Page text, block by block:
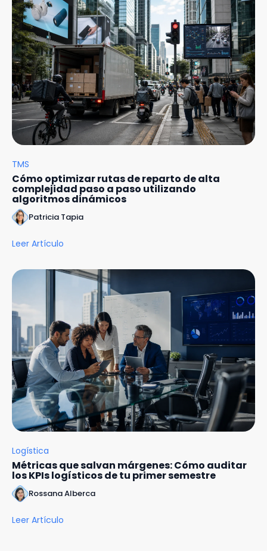
TMS
Cómo optimizar rutas de reparto de alta
complejidad paso a paso utilizando
algoritmos dinámicos
Patricia Tapia
Leer Artículo
Logística
Métricas que salvan márgenes: Cómo auditar
los KPIs logísticos de tu primer semestre
Rossana Alberca
Leer Artículo